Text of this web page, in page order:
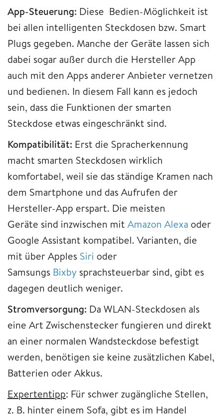
App-Steuerung: Diese Bedien-Möglichkeit ist
bei allen intelligenten Steckdosen bzw. Smart
Plugs gegeben. Manche der Geräte lassen sich
dabei sogar außer durch die Hersteller App
auch mit den Apps anderer Anbieter vernetzen
und bedienen. In diesem Fall kann es jedoch
sein, dass die Funktionen der smarten
Steckdose etwas eingeschränkt sind.
Kompatibilität: Erst die Spracherkennung
macht smarten Steckdosen wirklich
komfortabel, weil sie das ständige Kramen nach
dem Smartphone und das Aufrufen der
Hersteller-App erspart. Die meisten
Geräte sind inzwischen mit Amazon Alexa oder
Google Assistant kompatibel. Varianten, die
mit über Apples Siri oder
Samsungs Bixby sprachsteuerbar sind, gibt es
dagegen deutlich weniger.
Stromversorgung: Da WLAN-Steckdosen als
eine Art Zwischenstecker fungieren und direkt
an einer normalen Wandsteckdose befestigt
werden, benötigen sie keine zusätzlichen Kabel,
Batterien oder Akkus.
Expertentipp: Für schwer zugängliche Stellen,
z. B. hinter einem Sofa, gibt es im Handel